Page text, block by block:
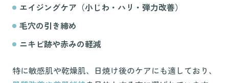
エイジングケア（小じわ・ハリ・弾力改善）
毛穴の引き締め
ニキビ跡や赤みの軽減
特に敏感肌や乾燥肌、日焼け後のケアにも適しており、